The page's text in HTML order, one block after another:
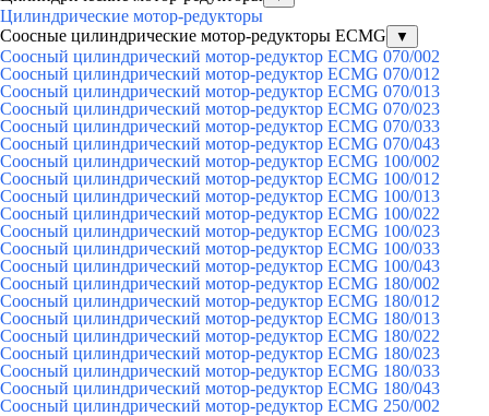
Цилиндрические мотор-редукторы
Соосные цилиндрические мотор-редукторы ECMG
▼
Соосный цилиндрический мотор-редуктор ECMG 070/002
Соосный цилиндрический мотор-редуктор ECMG 070/012
Соосный цилиндрический мотор-редуктор ECMG 070/013
Соосный цилиндрический мотор-редуктор ECMG 070/023
Соосный цилиндрический мотор-редуктор ECMG 070/033
Соосный цилиндрический мотор-редуктор ECMG 070/043
Соосный цилиндрический мотор-редуктор ECMG 100/002
Соосный цилиндрический мотор-редуктор ECMG 100/012
Соосный цилиндрический мотор-редуктор ECMG 100/013
Соосный цилиндрический мотор-редуктор ECMG 100/022
Соосный цилиндрический мотор-редуктор ECMG 100/023
Соосный цилиндрический мотор-редуктор ECMG 100/033
Соосный цилиндрический мотор-редуктор ECMG 100/043
Соосный цилиндрический мотор-редуктор ECMG 180/002
Соосный цилиндрический мотор-редуктор ECMG 180/012
Соосный цилиндрический мотор-редуктор ECMG 180/013
Соосный цилиндрический мотор-редуктор ECMG 180/022
Соосный цилиндрический мотор-редуктор ECMG 180/023
Соосный цилиндрический мотор-редуктор ECMG 180/033
Соосный цилиндрический мотор-редуктор ECMG 180/043
Соосный цилиндрический мотор-редуктор ECMG 250/002